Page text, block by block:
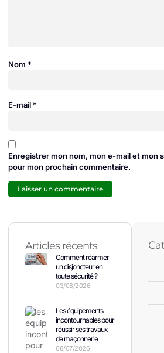
Nom *
E-mail *
Enregistrer mon nom, mon e-mail et mon
pour mon prochain commentaire.
Articles récents
Comment réarmer
un disjoncteur en
toute sécurité ?
03/08/2026
Les équipements
incontournables pour
réussir ses travaux
de maçonnerie
08/07/2026